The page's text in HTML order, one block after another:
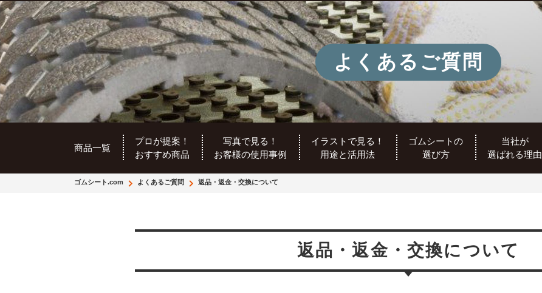
よくあるご質問
商品一覧
プロが提案！
おすすめ商品
写真で見る！
お客様の使用事例
イラストで見る！
用途と活用法
ゴムシートの
選び方
当社が
選ばれる理由
ゴムシート.com よくあるご質問 返品・返金・交換について
返品・返金・交換について